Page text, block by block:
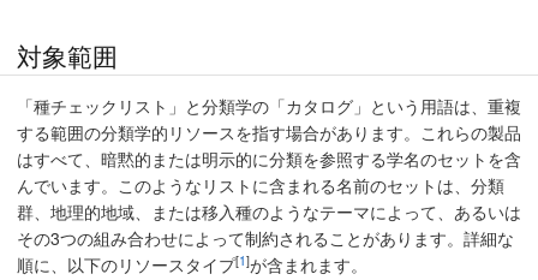
対象範囲
「種チェックリスト」と分類学の「カタログ」という用語は、重複
する範囲の分類学的リソースを指す場合があります。これらの製品
はすべて、暗黙的または明示的に分類を参照する学名のセットを含
んでいます。このようなリストに含まれる名前のセットは、分類
群、地理的地域、または移入種のようなテーマによって、あるいは
その3つの組み合わせによって制約されることがあります。詳細な
順に、以下のリソースタイプ[1]が含まれます。